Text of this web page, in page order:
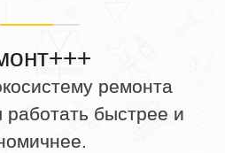
ремонта
работать быстрее и